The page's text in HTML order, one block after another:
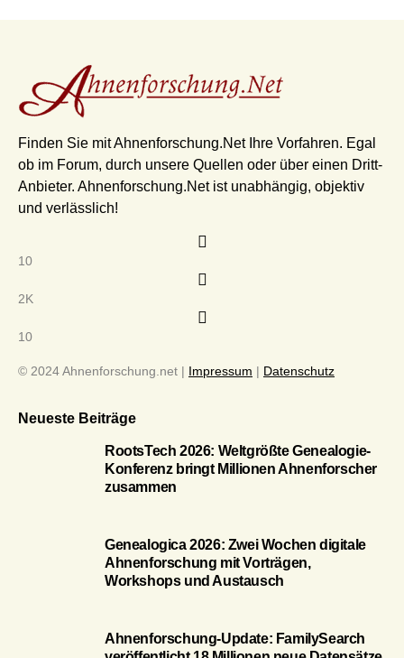
Finden Sie mit Ahnenforschung.Net Ihre Vorfahren. Egal
ob im Forum, durch unsere Quellen oder über einen Dritt-
Anbieter. Ahnenforschung.Net ist unabhängig, objektiv
und verlässlich!
10
2K
10
© 2024 Ahnenforschung.net | Impressum | Datenschutz
Neueste Beiträge
RootsTech 2026: Weltgrößte Genealogie-
Konferenz bringt Millionen Ahnenforscher
zusammen
Genealogica 2026: Zwei Wochen digitale
Ahnenforschung mit Vorträgen,
Workshops und Austausch
Ahnenforschung-Update: FamilySearch